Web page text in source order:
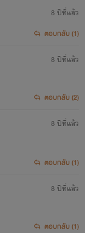
8 ปีที่แล้ว
ตอบกลับ (1)
8 ปีที่แล้ว
ตอบกลับ (2)
8 ปีที่แล้ว
ตอบกลับ (1)
8 ปีที่แล้ว
ตอบกลับ (1)